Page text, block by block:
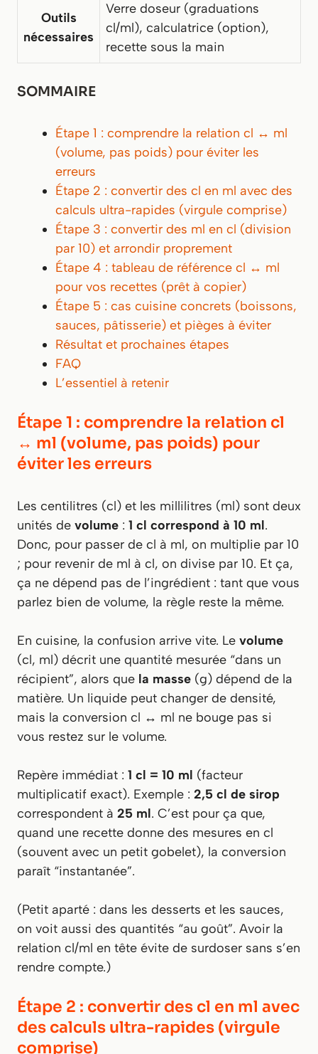
Outils
nécessaires
Verre doseur (graduations
cl/ml), calculatrice (option),
recette sous la main
SOMMAIRE
Étape 1 : comprendre la relation cl ↔ ml
(volume, pas poids) pour éviter les
erreurs
Étape 2 : convertir des cl en ml avec des
calculs ultra-rapides (virgule comprise)
Étape 3 : convertir des ml en cl (division
par 10) et arrondir proprement
Étape 4 : tableau de référence cl ↔ ml
pour vos recettes (prêt à copier)
Étape 5 : cas cuisine concrets (boissons,
sauces, pâtisserie) et pièges à éviter
Résultat et prochaines étapes
FAQ
L’essentiel à retenir
Étape 1 : comprendre la relation cl
↔ ml (volume, pas poids) pour
éviter les erreurs
Les centilitres (cl) et les millilitres (ml) sont deux
unités de volume : 1 cl correspond à 10 ml.
Donc, pour passer de cl à ml, on multiplie par 10
; pour revenir de ml à cl, on divise par 10. Et ça,
ça ne dépend pas de l’ingrédient : tant que vous
parlez bien de volume, la règle reste la même.
En cuisine, la confusion arrive vite. Le volume
(cl, ml) décrit une quantité mesurée “dans un
récipient”, alors que la masse (g) dépend de la
matière. Un liquide peut changer de densité,
mais la conversion cl ↔ ml ne bouge pas si
vous restez sur le volume.
Repère immédiat : 1 cl = 10 ml (facteur
multiplicatif exact). Exemple : 2,5 cl de sirop
correspondent à 25 ml. C’est pour ça que,
quand une recette donne des mesures en cl
(souvent avec un petit gobelet), la conversion
paraît “instantanée”.
(Petit aparté : dans les desserts et les sauces,
on voit aussi des quantités “au goût”. Avoir la
relation cl/ml en tête évite de surdoser sans s’en
rendre compte.)
Étape 2 : convertir des cl en ml avec
des calculs ultra-rapides (virgule
comprise)